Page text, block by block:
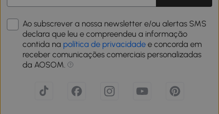
Ao subscrever a nossa newsletter e/ou alertas SMS
declara que leu e compreendeu a informação
contida na política de privacidade e concorda em
receber comunicações comerciais personalizadas
da AOSOM.